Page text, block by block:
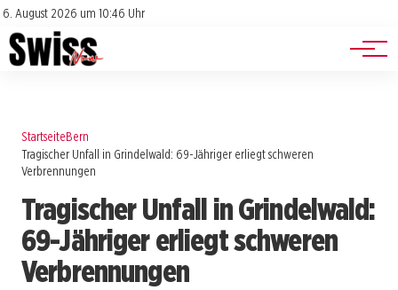
6. August 2026 um 10:46 Uhr
Impressum
Datenschutz
Jobs
Events
StartseiteBern
Tragischer Unfall in Grindelwald: 69-Jähriger erliegt schweren
Verbrennungen
Tragischer Unfall in Grindelwald:
69-Jähriger erliegt schweren
Verbrennungen